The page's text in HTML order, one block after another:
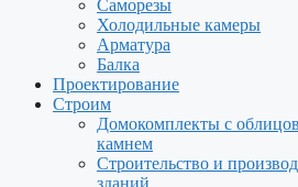
Саморезы
Холодильные камеры
Арматура
Балка
Проектирование
Строим
Домокомплекты с
камнем
Строительство и
зданий